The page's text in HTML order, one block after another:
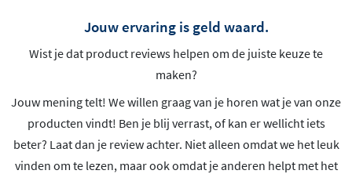
Jouw ervaring is geld waard.
Wist je dat product reviews helpen om de juiste keuze te
maken?
Jouw mening telt! We willen graag van je horen wat je van onze
producten vindt! Ben je blij verrast, of kan er wellicht iets
beter? Laat dan je review achter. Niet alleen omdat we het leuk
vinden om te lezen, maar ook omdat je anderen helpt met het